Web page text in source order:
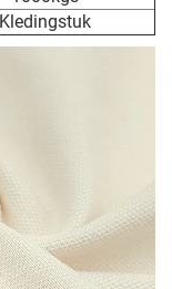
Kledingstuk